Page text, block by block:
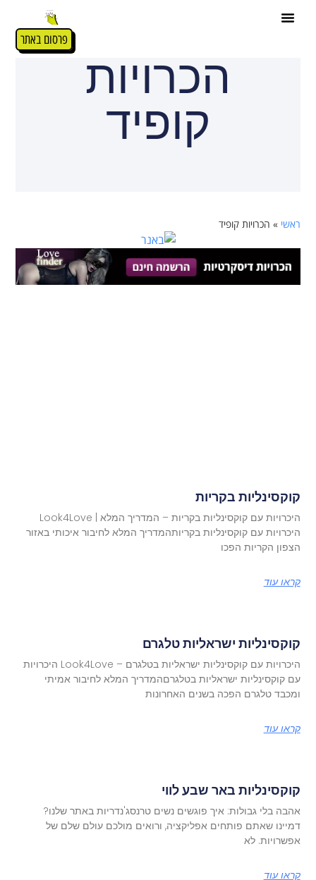
פרסום באתר
הכרויות
קופיד
ראשי » הכרויות קופיד
קוקסינליות בקריות
היכרויות עם קוקסינליות בקריות – המדריך המלא | Look4Love
היכרויות עם קוקסינליות בקריותהמדריך המלא לחיבור איכותי באזור
הצפון הקריות הפכו
קראו עוד
קוקסינליות ישראליות טלגרם
היכרויות עם קוקסינליות ישראליות בטלגרם – Look4Love היכרויות
עם קוקסינליות ישראליות בטלגרםהמדריך המלא לחיבור אמיתי
ומכבד טלגרם הפכה בשנים האחרונות
קראו עוד
קוקסינליות באר שבע לווי
אהבה בלי גבולות: איך פוגשים נשים טרנסג'נדריות באתר שלנו?
דמיינו שאתם פותחים אפליקציה, ורואים מולכם עולם שלם של
אפשרויות. לא
קראו עוד